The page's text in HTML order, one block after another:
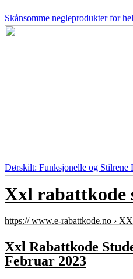
Skånsomme negleprodukter for
Dørskilt: Funksjonelle og Stilrene
Xxl rabattkode
https:// www.e-rabattkode.no ›
Xxl Rabattkode
Februar 2023